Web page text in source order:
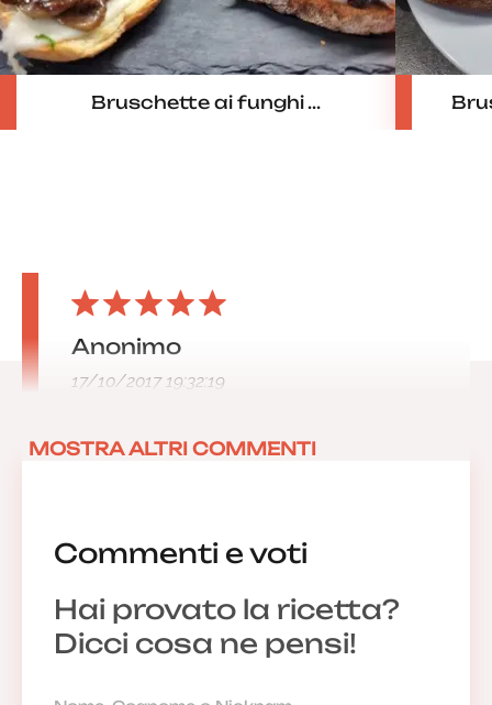
Bruschette ai funghi ...
Commenti e voti
Hai provato la ricetta?
Dicci cosa ne pensi!
Anonimo
17/10/2017 19:32:19
MOSTRA ALTRI COMMENTI